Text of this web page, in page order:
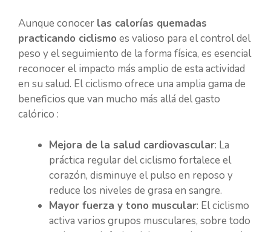
Aunque conocer las calorías quemadas
practicando ciclismo es valioso para el control del
peso y el seguimiento de la forma física, es esencial
reconocer el impacto más amplio de esta actividad
en su salud. El ciclismo ofrece una amplia gama de
beneficios que van mucho más allá del gasto
calórico :
Mejora de la salud cardiovascular: La
práctica regular del ciclismo fortalece el
corazón, disminuye el pulso en reposo y
reduce los niveles de grasa en sangre.
Mayor fuerza y tono muscular: El ciclismo
activa varios grupos musculares, sobre todo